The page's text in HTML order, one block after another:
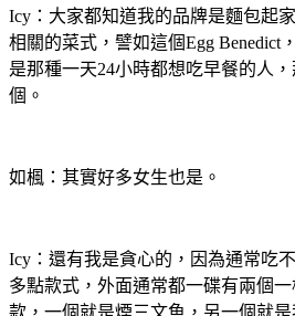
Icy：大家都知道我的品牌是麵包起
相關的菜式，譬如這個Egg Benedict
是那種一天24小時都想吃早餐的人
個。
如楓：其實好多女生也是。
Icy：還有我是貪心的，因為通常吃
多點款式，外面通常都一碟有兩個
款，一個就是煙三文魚，另一個就